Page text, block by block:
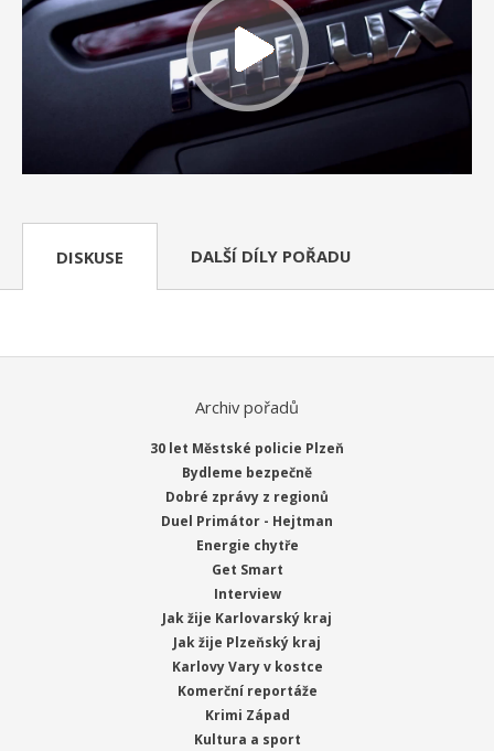
DISKUSE DALŠÍ DÍLY POŘADU
Archiv pořadů
30 let Městské policie Plzeň
Bydleme bezpečně
Dobré zprávy z regionů
Duel Primátor - Hejtman
Energie chytře
Get Smart
Interview
Jak žije Karlovarský kraj
Jak žije Plzeňský kraj
Karlovy Vary v kostce
Komerční reportáže
Krimi Západ
Kultura a sport